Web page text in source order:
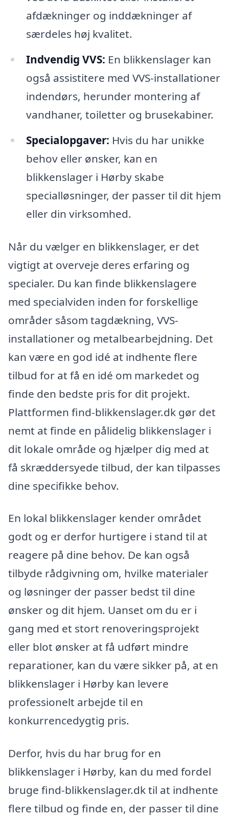
afdækninger og inddækninger af
særdeles høj kvalitet.
Indvendig VVS: En blikkenslager kan
også assistitere med VVS-installationer
indendørs, herunder montering af
vandhaner, toiletter og brusekabiner.
Specialopgaver: Hvis du har unikke
behov eller ønsker, kan en
blikkenslager i Hørby skabe
specialløsninger, der passer til dit hjem
eller din virksomhed.
Når du vælger en blikkenslager, er det
vigtigt at overveje deres erfaring og
specialer. Du kan finde blikkenslagere
med specialviden inden for forskellige
områder såsom tagdækning, VVS-
installationer og metalbearbejdning. Det
kan være en god idé at indhente flere
tilbud for at få en idé om markedet og
finde den bedste pris for dit projekt.
Plattformen find-blikkenslager.dk gør det
nemt at finde en pålidelig blikkenslager i
dit lokale område og hjælper dig med at
få skræddersyede tilbud, der kan tilpasses
dine specifikke behov.
En lokal blikkenslager kender området
godt og er derfor hurtigere i stand til at
reagere på dine behov. De kan også
tilbyde rådgivning om, hvilke materialer
og løsninger der passer bedst til dine
ønsker og dit hjem. Uanset om du er i
gang med et stort renoveringsprojekt
eller blot ønsker at få udført mindre
reparationer, kan du være sikker på, at en
blikkenslager i Hørby kan levere
professionelt arbejde til en
konkurrencedygtig pris.
Derfor, hvis du har brug for en
blikkenslager i Hørby, kan du med fordel
bruge find-blikkenslager.dk til at indhente
flere tilbud og finde en, der passer til dine